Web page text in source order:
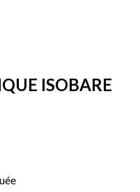
ISOBARE